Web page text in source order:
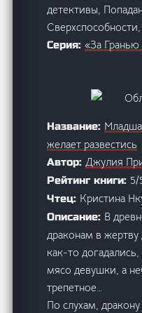
детективы,
Серия:«За Гранью
Название:
желает развестись
Автор:Джулия
Рейтинг книги: 5/
Чтец: Кристина
Описание: В
драконам в
как-то
мясо девушки, а
трепетное…
По слухам,